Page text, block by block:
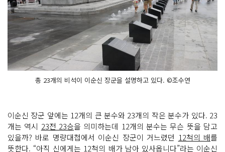
총 23개의 비석이 이순신 장군을 설명하고 있다. ©조수연
이순신 장군 앞에는 12개의 큰 분수와 23개의 작은 분수가 있다. 23
개는 역시 23전 23승을 의미하는데 12개의 분수는 무슨 뜻을 담고
있을까? 바로 명량대첩에서 이순신 장군이 거느렸던 12척의 배를
뜻한다. “아직 신에게는 12척의 배가 남아 있사옵니다”라는 이순신